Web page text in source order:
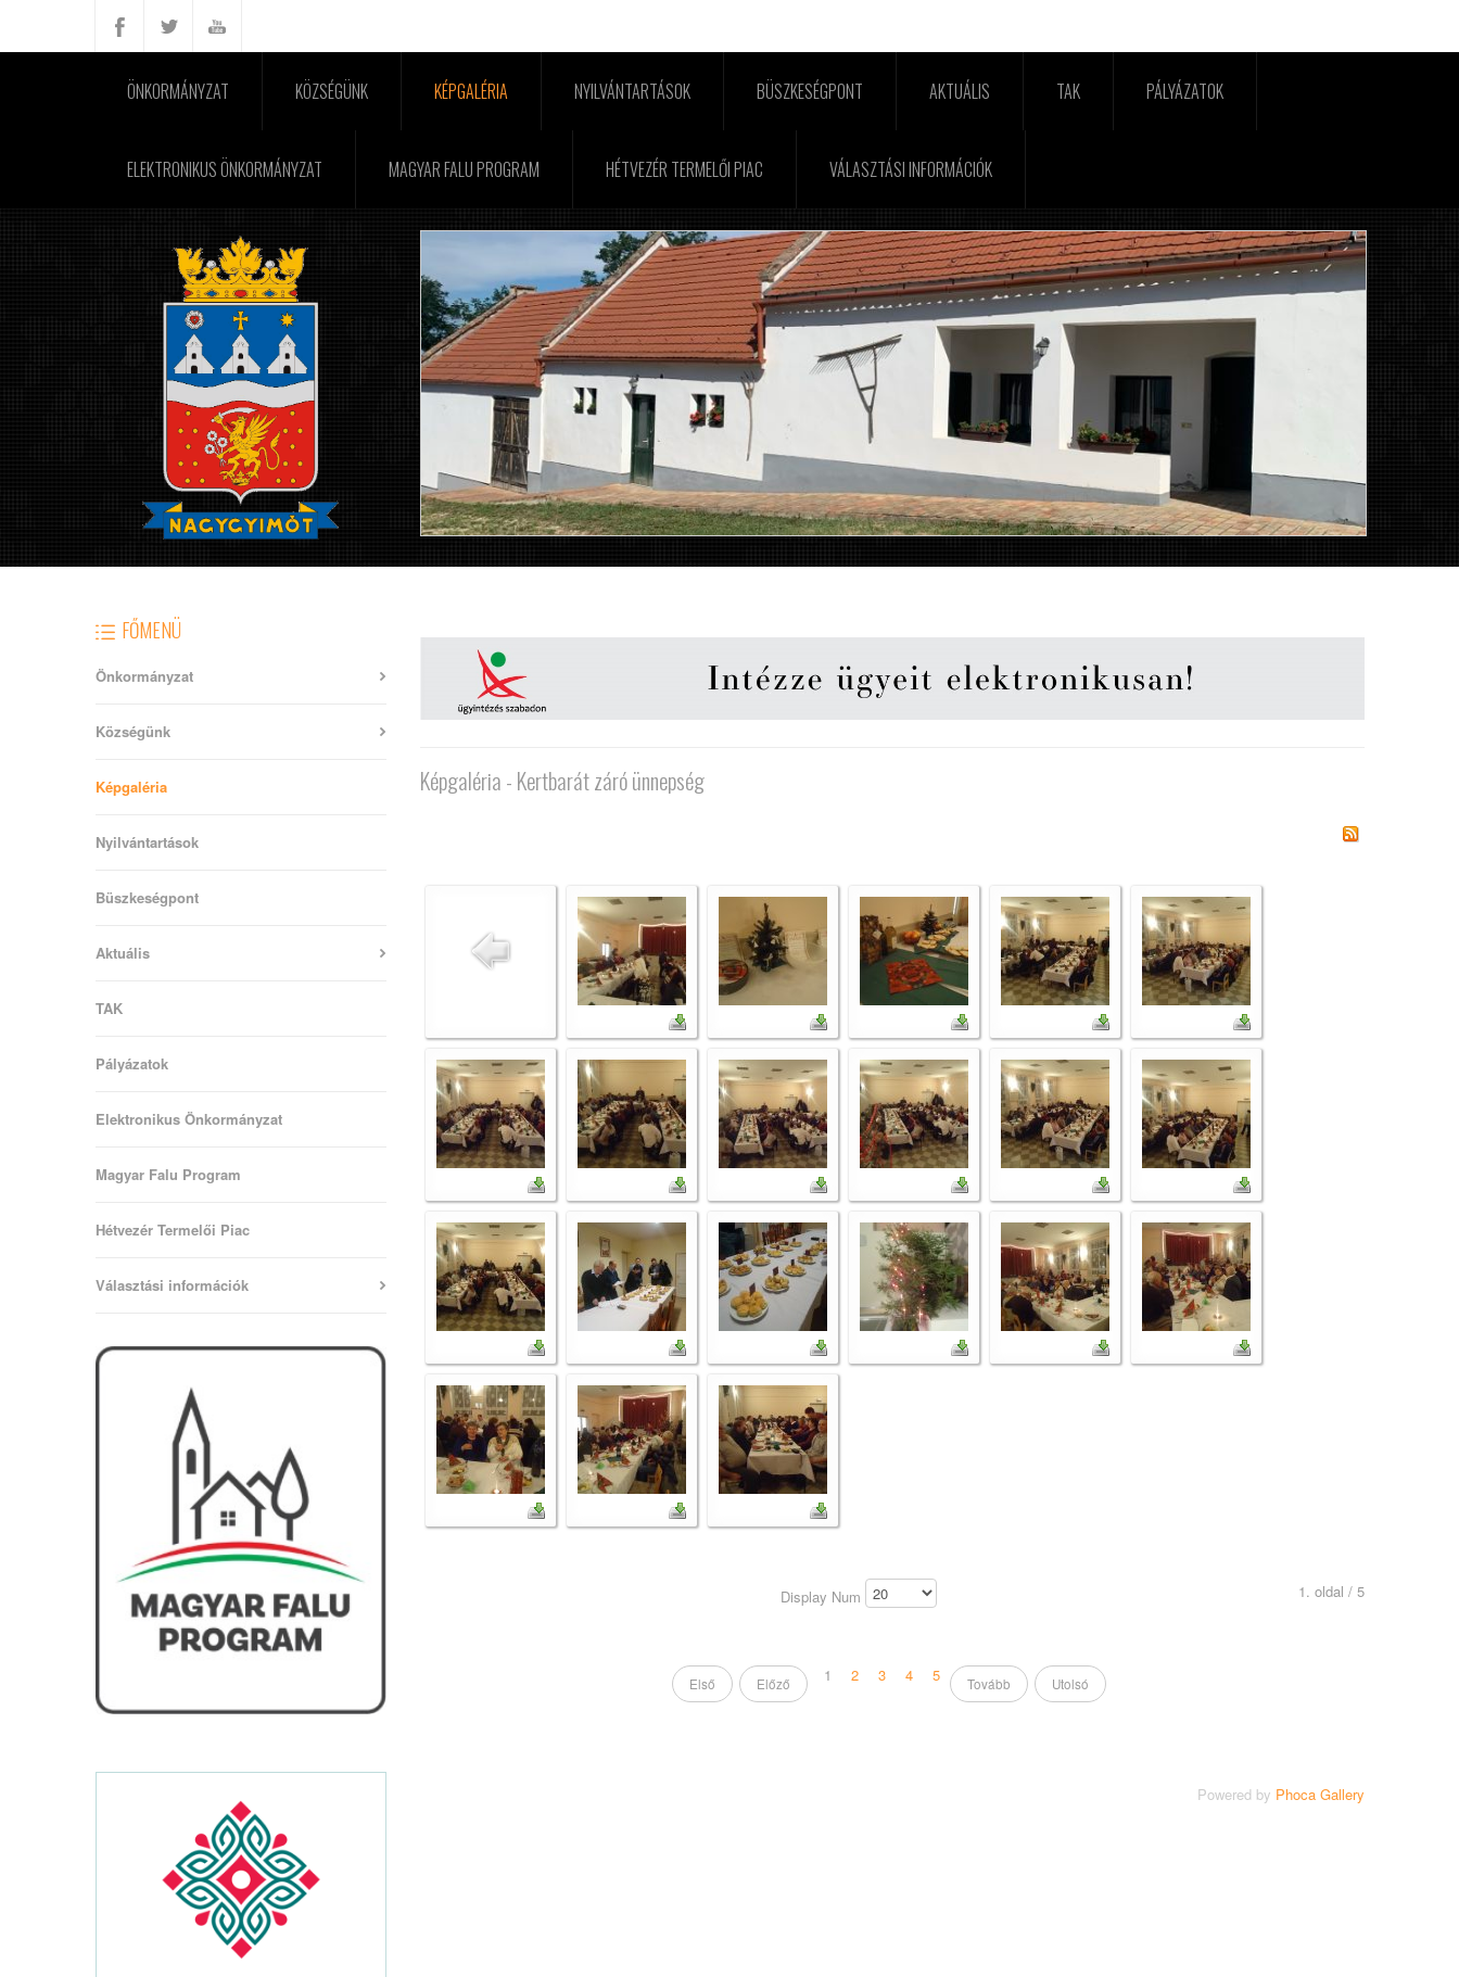
ÖNKORMÁNYZAT KÖZSÉGÜNK KÉPGALÉRIA NYILVÁNTARTÁSOK BÜSZKESÉGPONT AKTUÁLIS TAK PÁLYÁZATOK
ELEKTRONIKUS ÖNKORMÁNYZAT MAGYAR FALU PROGRAM HÉTVEZÉR TERMELŐI PIAC VÁLASZTÁSI INFORMÁCIÓK
Képgaléria - Kertbarát záró ünnepség
Display Num 1. oldal / 5
Első Előző 1 2 3 4 5 Tovább Utolsó
Powered by Phoca Gallery
FŐMENÜ
Önkormányzat
Községünk
Képgaléria
Nyilvántartások
Büszkeségpont
Aktuális
TAK
Pályázatok
Elektronikus Önkormányzat
Magyar Falu Program
Hétvezér Termelői Piac
Választási információk